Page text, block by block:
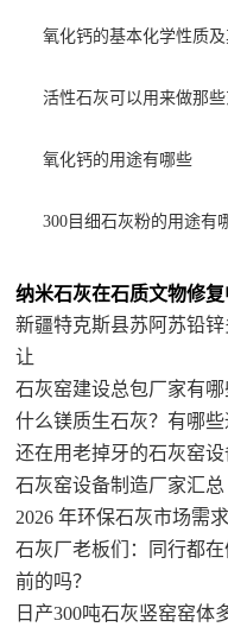
氧化钙的基本化学性质
活性石灰可以用来做那些
氧化钙的用途有哪些
300目细石灰粉的用途有
纳米石灰在石质文物修
新疆特克斯县苏阿苏铅
让
石灰窑建设总包厂家有哪
什么镁质生石灰？有哪些
还在用老掉牙的石灰窑
石灰窑设备制造厂家汇总
2026 年环保石灰市场需
石灰厂老板们：同行都
前的吗？
日产300吨石灰竖窑窑体